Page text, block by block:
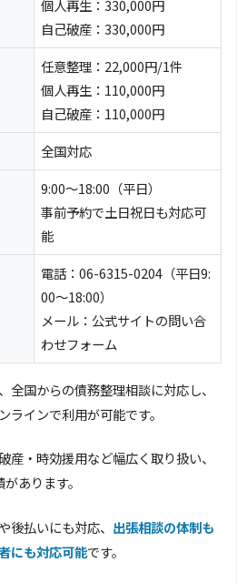
個人再生：330,000円
自己破産：330,000円
任意整理：22,000円/1件
個人再生：110,000円
自己破産：110,000円
全国対応
9:00～18:00（平日）
事前予約で土日祝日も対応可
能
電話：06-6315-0204（平日9:
00～18:00）
メール：公式サイトの問い合
わせフォーム
全国からの債務整理相談に対応し、
インで利用が可能です。
産・時効援用など幅広く取り扱い、
あります。
払いにも対応、 出張相談の体制も
にも対応可能です。